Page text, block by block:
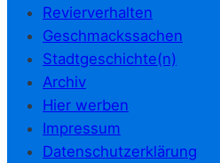
Revierverhalten
Geschmackssachen
Stadtgeschichte(n)
Archiv
Hier werben
Impressum
Datenschutzerklärung